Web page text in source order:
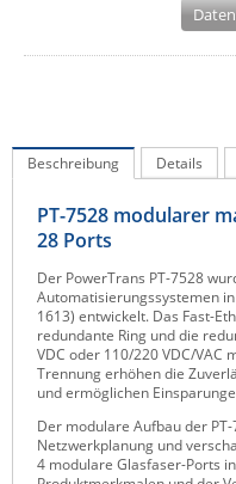
Kramer Electronics
Legrand
LigoWave
Milesight
Moxa
Netio
Panorama Antennas
PatchSee
Beschreibung Details
PT-7528 modularer
28 Ports
Der PowerTrans PT-7528
Automatisierungssystemen
1613) entwickelt. Das Fast-
redundante Ring und die
VDC oder 110/220 VDC/
Trennung erhöhen die
und ermöglichen
Der modulare Aufbau der
Netzwerkplanung und
4 modulare Glasfaser-Ports